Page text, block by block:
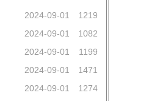
2024-09-01 1219
2024-09-01 1082
2024-09-01 1199
2024-09-01 1471
2024-09-01 1274